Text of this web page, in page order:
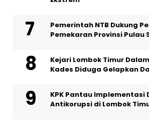
Pemerintah NTB Dukung
Pemekaran Provinsi Pulau
Kejari Lombok Timur
Kades Diduga Gelapkan
KPK Pantau Implementasi
Antikorupsi di Lombok